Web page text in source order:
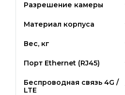
Разрешение камеры
Материал корпуса
Вес, кг
Порт Ethernet (RJ45)
Беспроводная связь 4G /
LTE